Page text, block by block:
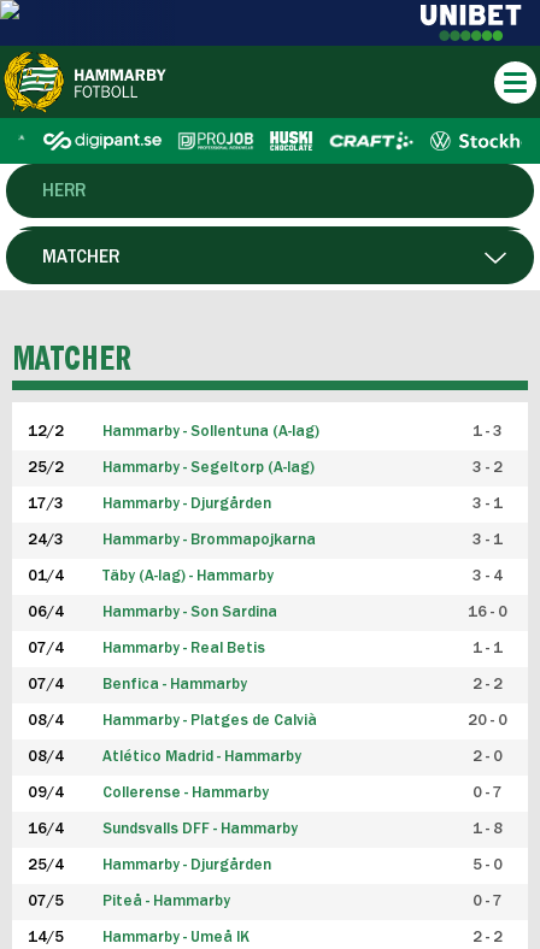
HERR
DAM
P19
F19
FUTSAL HERR
FUTSAL DAM
MATCHER
MATCHER
12/2 Hammarby - Sollentuna (A-lag) 1 - 3
25/2 Hammarby - Segeltorp (A-lag) 3 - 2
17/3 Hammarby - Djurgården 3 - 1
24/3 Hammarby - Brommapojkarna 3 - 1
01/4 Täby (A-lag) - Hammarby 3 - 4
06/4 Hammarby - Son Sardina 16 - 0
07/4 Hammarby - Real Betis 1 - 1
07/4 Benfica - Hammarby 2 - 2
08/4 Hammarby - Platges de Calvià 20 - 0
08/4 Atlético Madrid - Hammarby 2 - 0
09/4 Collerense - Hammarby 0 - 7
16/4 Sundsvalls DFF - Hammarby 1 - 8
25/4 Hammarby - Djurgården 5 - 0
07/5 Piteå - Hammarby 0 - 7
14/5 Hammarby - Umeå IK 2 - 2